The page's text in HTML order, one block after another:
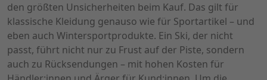
den größten Unsicherheiten beim Kauf. Das gilt für
klassische Kleidung genauso wie für Sportartikel – und
eben auch Wintersportprodukte. Ein Ski, der nicht
passt, führt nicht nur zu Frust auf der Piste, sondern
auch zu Rücksendungen – mit hohen Kosten für